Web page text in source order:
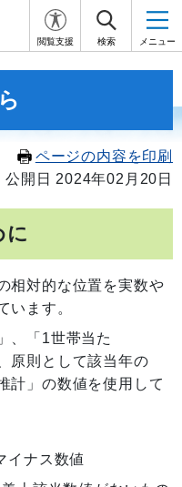
閲覧支援 検索 メニュー
ページの内容を印刷
公開日 2024年02月20日
に
相対的な位置を実数や
います。
、「1世帯当た
原則として該当年の
計」の数値を使用して
イナス数値